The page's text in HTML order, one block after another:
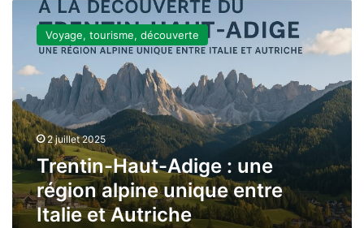
Trentin-
Haut-
Adige
une
région
alpine
unique
entre
Italie
et
Autriche
Voyage, tourisme, découverte
2 juillet 2025
Trentin-Haut-Adige : une
région alpine unique entre
Italie et Autriche